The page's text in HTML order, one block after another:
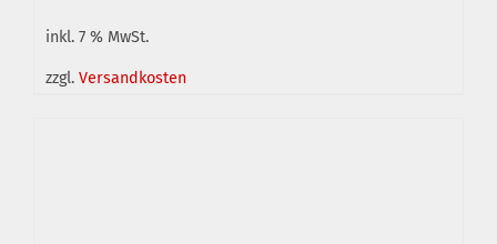
inkl. 7 % MwSt.
zzgl. Versandkosten